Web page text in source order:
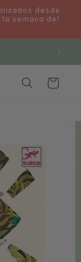
desde
semana del
Carrito